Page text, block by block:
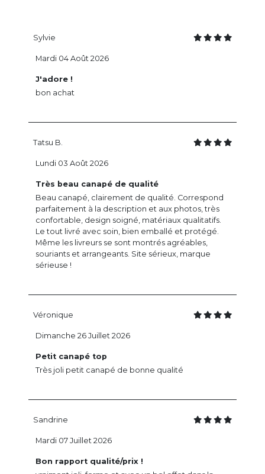
Sylvie
J'adore !
bon achat
Mardi 04 Août 2026
Tatsu B.
Très beau canapé de qualité
Beau canapé, clairement de qualité. Correspond
parfaitement à la description et aux photos, très
confortable, design soigné, matériaux qualitatifs.
Le tout livré avec soin, bien emballé et protégé.
Même les livreurs se sont montrés agréables,
souriants et arrangeants. Site sérieux, marque
sérieuse !
Lundi 03 Août 2026
Véronique
Petit canapé top
Très joli petit canapé de bonne qualité
Dimanche 26 Juillet 2026
Sandrine
Bon rapport qualité/prix !
Mardi 07 Juillet 2026